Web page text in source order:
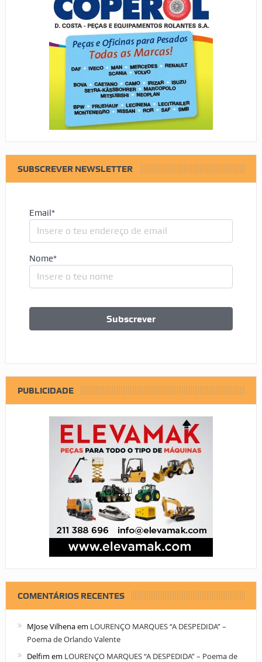
SUBSCREVER NEWSLETTER
Email*
Nome*
PUBLICIDADE
COMENTÁRIOS RECENTES
MJose Vilhenaem LOURENÇO MARQUES “A DESPEDIDA” –
Poema de Orlando Valente
Delfim em LOURENÇO MARQUES “A DESPEDIDA” – Poema de